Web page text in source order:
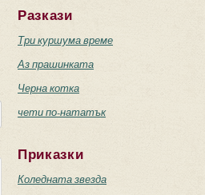
Разкази
Три куршума време
Аз прашинката
Черна котка
чети по-нататък
Приказки
Коледната звезда